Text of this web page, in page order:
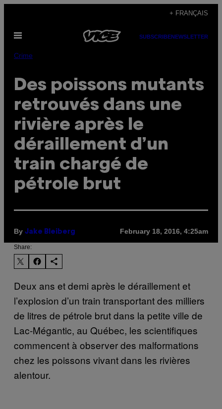
content
+ FRANÇAIS
Open
SUBSCRIBENEWSLETTER
Crime
Des poissons mutants
retrouvés dans une
rivière après le
déraillement d’un
train chargé de
pétrole brut
By Jake Bleiberg February 18, 2016, 4:25am
Share:
Deux ans et demi après le déraillement et
l’explosion d’un train transportant des milliers
de litres de pétrole brut dans la petite ville de
Lac-Mégantic, au Québec, les scientifiques
commencent à observer des malformations
chez les poissons vivant dans les rivières
alentour.